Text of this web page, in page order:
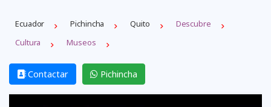
Ecuador Pichincha Quito
Descubre
Cultura
Museos
Contactar Pichincha